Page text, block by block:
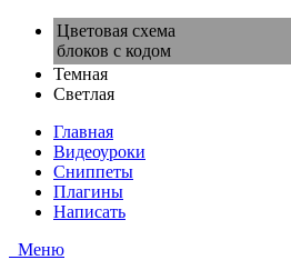
Цветовая схема
блоков с кодом
Темная
Светлая
Главная
Видеоуроки
Сниппеты
Плагины
Написать
Меню